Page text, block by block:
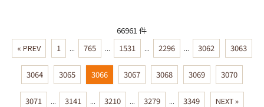
66961 件
« PREV
1 ... 765 ... 1531 ... 2296 ... 3062 3063
3064 3065 3066 3067 3068 3069 3070
3071 ... 3141 ... 3210 ... 3279 ... 3349 NEXT »